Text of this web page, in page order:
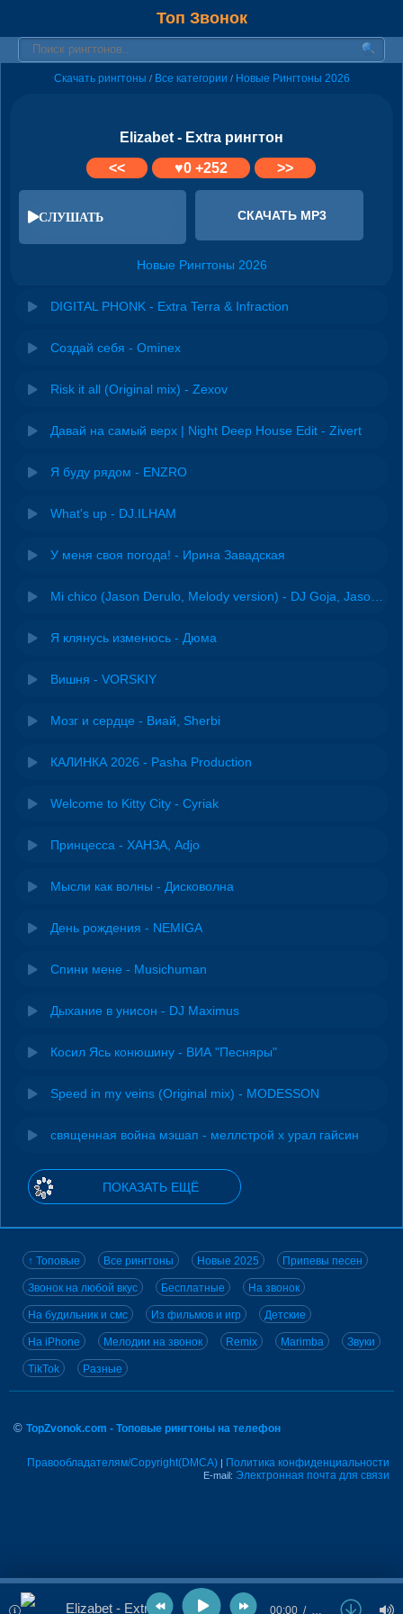
Топ Звонок
Скачать рингтоны / Все категории / Новые Рингтоны 2026
Elizabet - Extra рингтон
<<
♥0+252 >>
СЛУШАТЬ СКАЧАТЬ MP3
Новые Рингтоны 2026
DIGITAL PHONK - Extra Terra & Infraction
Создай себя - Ominex
Risk it all (Original mix) - Zexov
Давай на самый верх | Night Deep House Edit - Zivert
Я буду рядом - ENZRO
What's up - DJ.ILHAM
У меня своя погода! - Ирина Завадская
Я клянусь изменюсь - Дюма
Вишня - VORSKIY
Мозг и сердце - Виай, Sherbi
КАЛИНКА 2026 - Pasha Production
Welcome to Kitty City - Cyriak
Принцесса - ХАНЗА, Adjo
Мысли как волны - Дисковолна
День рождения - NEMIGA
Спини мене - Musichuman
Дыхание в унисон - DJ Maximus
Косил Ясь конюшину - ВИА "Песняры"
Speed in my veins (Original mix) - MODESSON
священная война мэшап - меллстрой х урал гайсин
ПОКАЗАТЬ ЕЩЁ
↑ Топовые Все рингтоны Новые 2025 Припевы песен
Звонок на любой вкус Бесплатные На звонок
На будильник и смс Из фильмов и игр Детские
На iPhone Мелодии на звонок Remix Marimba Звуки
TikTok Разные
© TopZvonok.com - Топовые рингтоны на телефон
Правообладателям/Copyright(DMCA) | Политика конфиденциальности
E-mail: Электронная почта для связи
Elizabet - Extra 00:00 …